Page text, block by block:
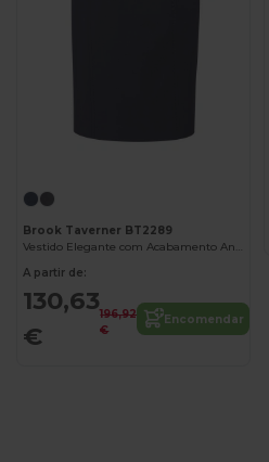
Brook Taverner BT2289
Vestido Elegante com Acabamento Antimanchas
A partir de:
130,63
€
196,92
€
Encomendar